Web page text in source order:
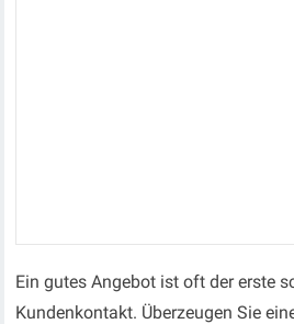
Ein gutes Angebot ist oft der erste
Kundenkontakt. Überzeugen Sie